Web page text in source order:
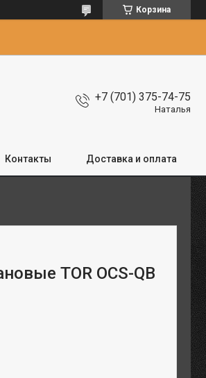
Корзина
+7 (701) 375-74-75
Наталья
Контакты Доставка и оплата
TOR OCS-QB